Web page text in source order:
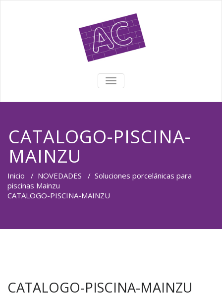
TOGGLE NAVIGATION
CATALOGO-PISCINA-
MAINZU
Inicio / NOVEDADES / Soluciones porcelánicas para
piscinas Mainzu
CATALOGO-PISCINA-MAINZU
CATALOGO-PISCINA-MAINZU